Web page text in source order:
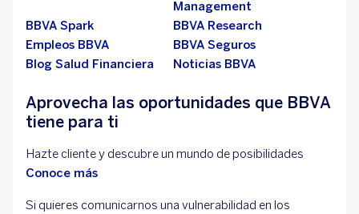
Management
BBVA Spark
BBVA Research
Empleos BBVA
BBVA Seguros
Blog Salud Financiera
Noticias BBVA
Aprovecha las oportunidades que BBVA
tiene para ti
Hazte cliente y descubre un mundo de posibilidades
Conoce más
Si quieres comunicarnos una vulnerabilidad en los